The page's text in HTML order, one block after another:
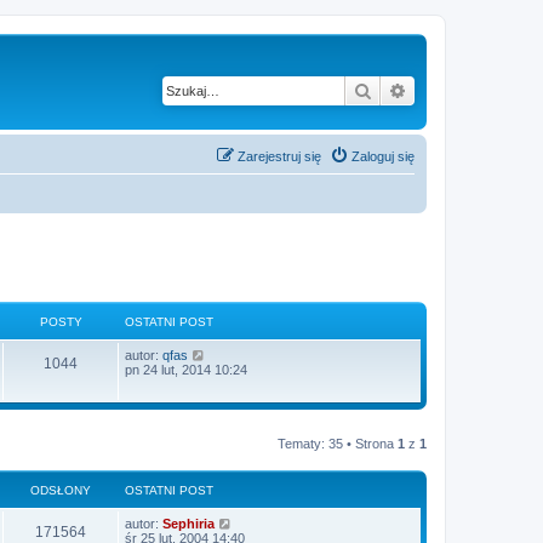
Szukaj
Zaloguj się
Zarejestruj się
POSTY OSTATNI POST
1044 autor: qfas
y
i
n
a
o
pn 24 lut, 2014 10:24
Tematy: 35 • Strona 1 z 1
ODSŁONY OSTATNI POST
171564 autor: Sephiria
śr 25 lut, 2004 14:40